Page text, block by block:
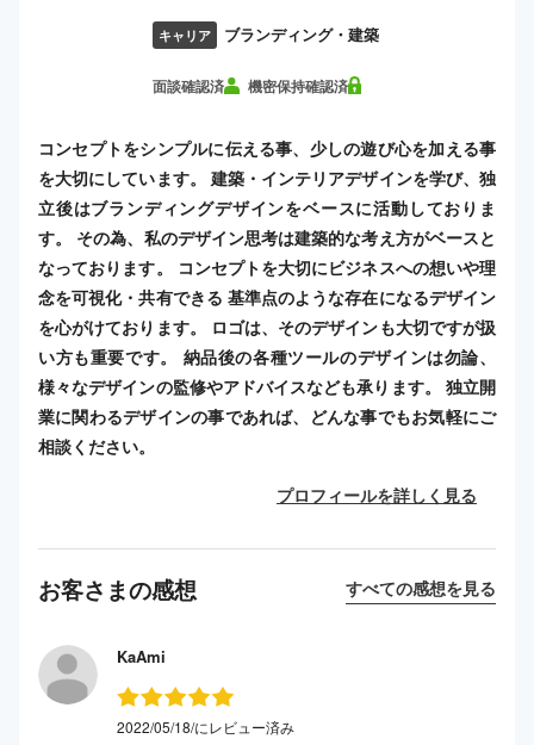
キャリア ブランディング・建築
面談確認済 機密保持確認済
コンセプトをシンプルに伝える事、少しの遊び心を加える事
を大切にしています。 建築・インテリアデザインを学び、独
立後はブランディングデザインをベースに活動しておりま
す。 その為、私のデザイン思考は建築的な考え方がベースと
なっております。 コンセプトを大切にビジネスへの想いや理
念を可視化・共有できる 基準点のような存在になるデザイン
を心がけております。 ロゴは、そのデザインも大切ですが扱
い方も重要です。 納品後の各種ツールのデザインは勿論、
様々なデザインの監修やアドバイスなども承ります。 独立開
業に関わるデザインの事であれば、どんな事でもお気軽にご
相談ください。
プロフィールを詳しく見る
お客さまの感想 すべての感想を見る
KaAmi
2022/05/18/にレビュー済み